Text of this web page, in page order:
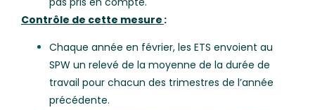
Contrôle de cette mesure :
Chaque année en février, les ETS envoient au
SPW un relevé de la moyenne de la durée de
travail pour chacun des trimestres de l’année
précédente.